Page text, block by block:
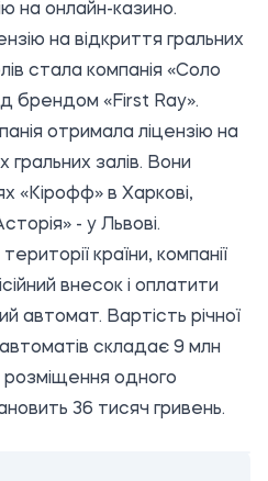
на онлайн-казино.
на відкриття гральних
стала компанія «Соло
брендом «First Ray».
отримала ліцензію на
гральних залів. Вони
«Кірофф» в Харкові,
- у Львові.
країни, компанії
внесок і оплатити
автомат. Вартість річної
автоматів складає 9 млн
розміщення одного
36 тисяч гривень.